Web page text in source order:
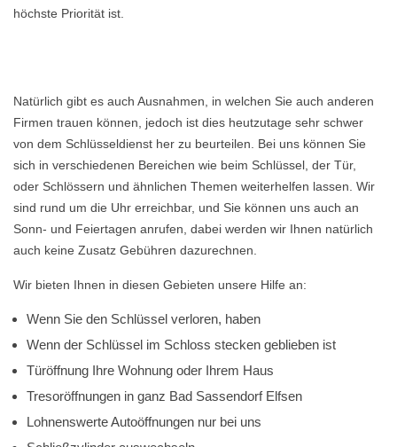
höchste Priorität ist.
Natürlich gibt es auch Ausnahmen, in welchen Sie auch anderen
Firmen trauen können, jedoch ist dies heutzutage sehr schwer
von dem Schlüsseldienst her zu beurteilen. Bei uns können Sie
sich in verschiedenen Bereichen wie beim Schlüssel, der Tür,
oder Schlössern und ähnlichen Themen weiterhelfen lassen. Wir
sind rund um die Uhr erreichbar, und Sie können uns auch an
Sonn- und Feiertagen anrufen, dabei werden wir Ihnen natürlich
auch keine Zusatz Gebühren dazurechnen.
Wir bieten Ihnen in diesen Gebieten unsere Hilfe an:
Wenn Sie den Schlüssel verloren, haben
Wenn der Schlüssel im Schloss stecken geblieben ist
Türöffnung Ihre Wohnung oder Ihrem Haus
Tresoröffnungen in ganz Bad Sassendorf Elfsen
Lohnenswerte Autoöffnungen nur bei uns